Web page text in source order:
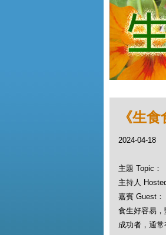
《生
2024-04-18
主題 Topic：
主持人
嘉賓 Guest：
食生好容易，
成功者，通